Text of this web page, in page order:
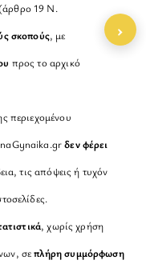
19 Ν.
σκοπούς, με
προς το αρχικό
περιεχομένου
δεν φέρει
τις απόψεις ή τυχόν
, χωρίς χρήση
σεπλήρη συμμόρφωση
›